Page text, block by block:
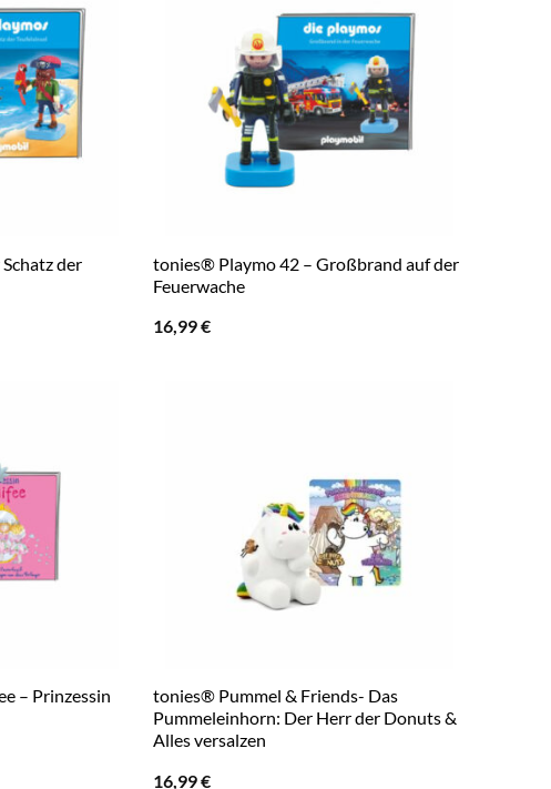
der
tonies® Playmo 42 – Großbrand auf der
Feuerwache
16,99€
– Prinzessin
tonies® Pummel & Friends- Das
Pummeleinhorn: Der Herr der Donuts &
Alles versalzen
16,99€